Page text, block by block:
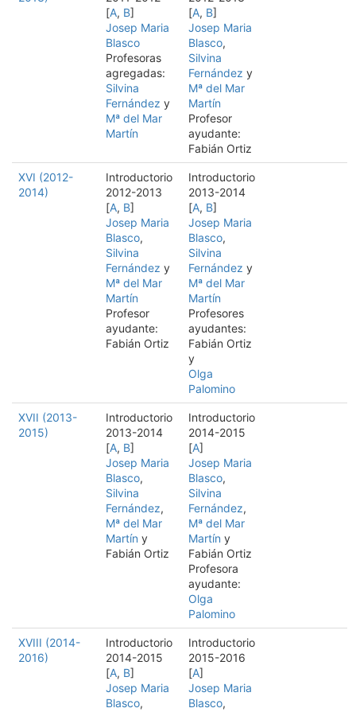
[A, B]
Josep Maria
Blasco
Profesoras
agregadas:
Silvina
Fernández y
Mª del Mar
Martín
[A, B]
Josep Maria
Blasco,
Silvina
Fernández y
Mª del Mar
Martín
Profesor
ayudante:
Fabián Ortiz
XVI (2012-
2014)
Introductorio
2012-2013
[A, B]
Josep Maria
Blasco,
Silvina
Fernández y
Mª del Mar
Martín
Profesor
ayudante:
Fabián Ortiz
Introductorio
2013-2014
[A, B]
Josep Maria
Blasco,
Silvina
Fernández y
Mª del Mar
Martín
Profesores
ayudantes:
Fabián Ortiz
y
Olga
Palomino
XVII (2013-
2015)
Introductorio
2013-2014
[A, B]
Josep Maria
Blasco,
Silvina
Fernández,
Mª del Mar
Martín y
Fabián Ortiz
Introductorio
2014-2015
[A]
Josep Maria
Blasco,
Silvina
Fernández,
Mª del Mar
Martín y
Fabián Ortiz
Profesora
ayudante:
Olga
Palomino
XVIII (2014-
2016)
Introductorio
2014-2015
[A, B]
Josep Maria
Blasco,
Introductorio
2015-2016
[A]
Josep Maria
Blasco,